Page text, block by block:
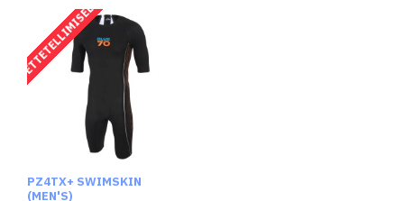
ETTETELLIMISEL
PZ4TX+ SWIMSKIN
(MEN'S)